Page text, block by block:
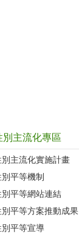
別主流化專區
別主流化實施計畫
平等機制
別平等網站連結
別平等方案推動成果
別平等宣導